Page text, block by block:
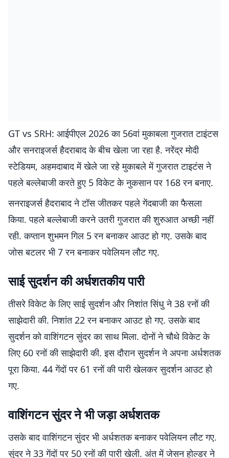
GT vs SRH: आईपीएल 2026 का 56वां मुकाबला गुजरात टाइंटस
और सनराइजर्स हैदराबाद के बीच खेला जा रहा है. नरेंद्र मोदी
स्टेडियम, अहमदाबाद में खेले जा रहे मुकाबले में गुजरात टाइटंस ने
पहले बल्लेबाजी करते हुए 5 विकेट के नुकसान पर 168 रन बनाए.
सनराइजर्स हैदराबाद ने टॉस जीतकर पहले गेंदबाजी का फैसला
किया. पहले बल्लेबाजी करने उतरी गुजरात की शुरुआत अच्छी नहीं
रही. कप्तान शुभमन गिल 5 रन बनाकर आउट हो गए. उसके बाद
जोस बटलर भी 7 रन बनाकर पवेलियन लौट गए.
साई सुदर्शन की अर्धशतकीय पारी
तीसरे विकेट के लिए साई सुदर्शन और निशांत सिंधु ने 38 रनों की
साझेदारी की. निशांत 22 रन बनाकर आउट हो गए. उसके बाद
सुदर्शन को वाशिंगटन सुंदर का साथ मिला. दोनों ने चौथे विकेट के
लिए 60 रनों की साझेदारी की. इस दौरान सुदर्शन ने अपना अर्धशतक
पूरा किया. 44 गेंदों पर 61 रनों की पारी खेलकर सुदर्शन आउट हो
गए.
वाशिंगटन सुंदर ने भी जड़ा अर्धशतक
उसके बाद वाशिंगटन सुंदर भी अर्धशतक बनाकर पवेलियन लौट गए.
सुंदर ने 33 गेंदों पर 50 रनों की पारी खेली. अंत में जेसन होल्डर ने